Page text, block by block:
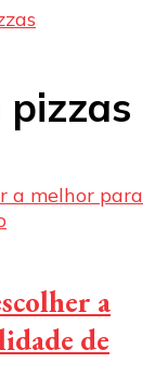
pizzas
a
de